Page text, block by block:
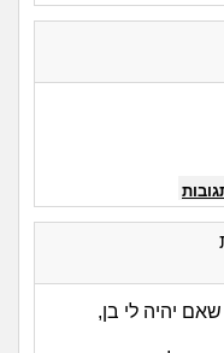
יהיה לי בן,